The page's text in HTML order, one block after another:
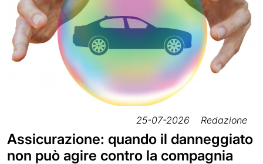
25-07-2026 Redazione
Assicurazione: quando il danneggiato
non può agire contro la compagnia